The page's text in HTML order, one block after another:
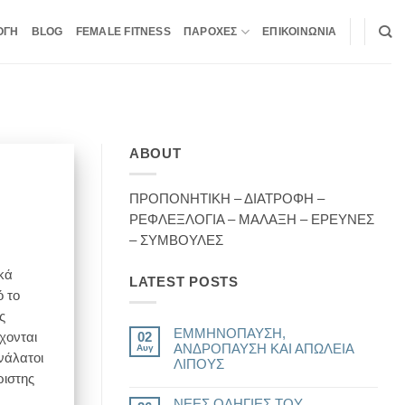
BLOG FEMALE FITNESS ΠΑΡΟΧΕΣ ΕΠΙΚΟΙΝΩΝΙΑ
το
ABOUT
ΠΡΟΠΟΝΗΤΙΚΗ – ΔΙΑΤΡΟΦΗ –
ΡΕΦΛΕΞΛΟΓΙΑ – ΜΑΛΑΞΗ – ΕΡΕΥΝΕΣ
– ΣΥΜΒΟΥΛΕΣ
LATEST POSTS
02
Αυγ
ΕΜΜΗΝΟΠΑΥΣΗ,
ΑΝΔΡΟΠΑΥΣΗ ΚΑΙ ΑΠΩΛΕΙΑ
ΛΙΠΟΥΣ